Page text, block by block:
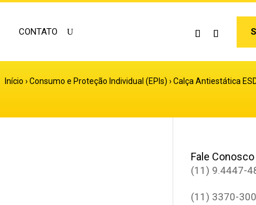
CONTATO
Início ›Consumo e Proteção Individual (EPIs) ›Calça Antiestática
Fale Conosco
(11) 9.4447-
(11) 3370-